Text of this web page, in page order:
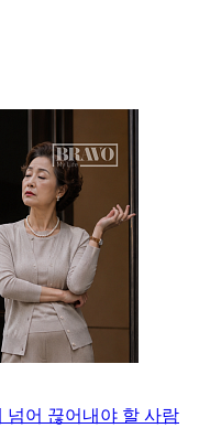
넘어 끊어내야 할 사람